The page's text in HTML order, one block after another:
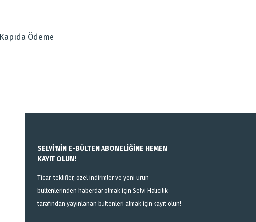
Kapıda Ödeme
SELVİ'NİN E-BÜLTEN ABONELİĞİNE HEMEN
KAYIT OLUN!
Ticari teklifler, özel indirimler ve yeni ürün
bültenlerinden haberdar olmak için Selvi Halıcılık
tarafından yayınlanan bültenleri almak için kayıt olun!